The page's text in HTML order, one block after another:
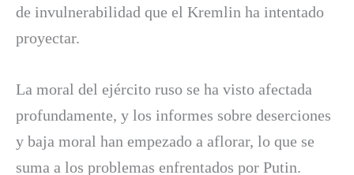
de invulnerabilidad que el Kremlin ha intentado
proyectar.
La moral del ejército ruso se ha visto afectada
profundamente, y los informes sobre deserciones
y baja moral han empezado a aflorar, lo que se
suma a los problemas enfrentados por Putin.